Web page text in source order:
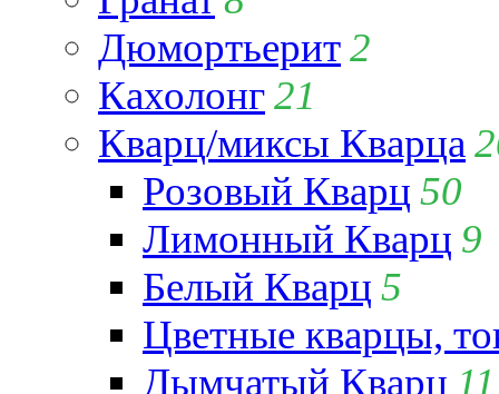
Дюмортьерит2
Кахолонг21
Кварц/миксы Кварца
Розовый Кварц 50
Лимонный Кварц 9
Белый Кварц 5
Цветные кварцы,
Дымчатый Кварц 11